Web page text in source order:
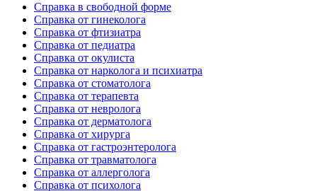
Справка в свободной форме
Справка от гинеколога
Справка от фтизиатра
Справка от педиатра
Справка от окулиста
Справка от нарколога и психиатра
Справка от стоматолога
Справка от терапевта
Справка от невролога
Справка от дерматолога
Справка от хирурга
Справка от гастроэнтеролога
Справка от травматолога
Справка от аллерголога
Справка от психолога